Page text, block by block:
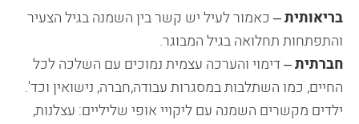
בריאותית– כאמור לעיל יש קשר בין השמנה בגיל הצעיר
והתפתחות תחלואה בגיל המבוגר.
חברתית– דימוי והערכה עצמית נמוכים עם השלכה לכל
החיים, כמו השתלבות במסגרות עבודה,חברה, נישואין וכד'.
ילדים מקשרים השמנה עם ליקויי אופי שליליים: עצלנות,